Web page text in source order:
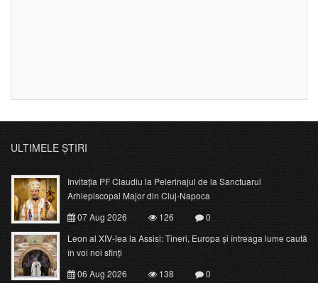
ULTIMELE ȘTIRI
Invitația PF Claudiu la Pelerinajul de la Sanctuarul
Arhiepiscopal Major din Cluj-Napoca
07 Aug 2026
126
0
Leon al XIV-lea la Assisi: Tineri, Europa și întreaga lume caută
în voi noi sfinți
06 Aug 2026
138
0